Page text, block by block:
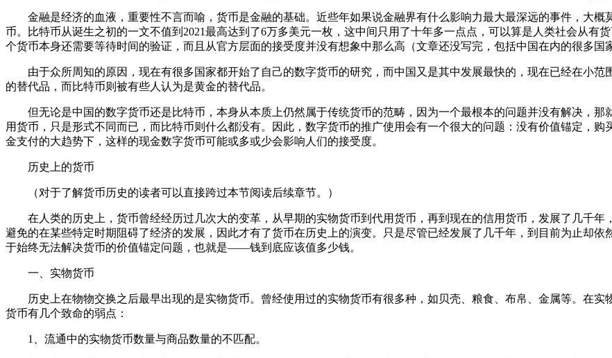
金融是经济的血液，重要性不言而喻，货币是金融的基础。近些年如果说金融界有什么影响力最大最深远的事件，大概
币。比特币从诞生之初的一文不值到2021最高达到了6万多美元一枚，这中间只用了十年多一点点，可以算是人类社会从有
个货币本身还需要等待时间的验证，而且从官方层面的接受度并没有想象中那么高（文章还没写完，包括中国在内的很多国
由于众所周知的原因，现在有很多国家都开始了自己的数字货币的研究，而中国又是其中发展最快的，现在已经在小范
的替代品，而比特币则被有些人认为是黄金的替代品。
但无论是中国的数字货币还是比特币，本身从本质上仍然属于传统货币的范畴，因为一个最根本的问题并没有解决，那
用货币，只是形式不同而已，而比特币则什么都没有。因此，数字货币的推广使用会有一个很大的问题：没有价值锚定，
金支付的大趋势下，这样的现金数字货币可能或多或少会影响人们的接受度。
历史上的货币
（对于了解货币历史的读者可以直接跨过本节阅读后续章节。）
在人类的历史上，货币曾经经历过几次大的变革，从早期的实物货币到代用货币，再到现在的信用货币，发展了几千年
避免的在某些特定时期阻碍了经济的发展，因此才有了货币在历史上的演变。只是尽管已经发展了几千年，到目前为止却
于始终无法解决货币的价值锚定问题，也就是——钱到底应该值多少钱。
一、实物货币
历史上在物物交换之后最早出现的是实物货币。曾经使用过的实物货币有很多种，如贝壳、粮食、布帛、金属等。在实
货币有几个致命的弱点：
1、流通中的实物货币数量与商品数量的不匹配。